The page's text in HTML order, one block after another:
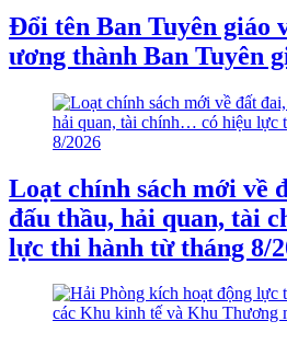
Đổi tên Ban Tuyên giáo
ương thành Ban Tuyên
Loạt chính sách mới về
đấu thầu, hải quan, tài
lực thi hành từ tháng 8/